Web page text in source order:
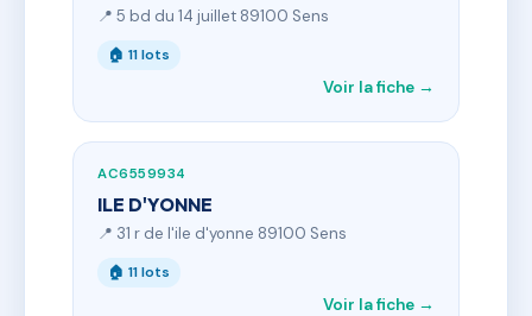
📍 5 bd du 14 juillet 89100 Sens
🏠 11 lots
Voir la fiche →
AC6559934
ILE D'YONNE
📍 31 r de l'ile d'yonne 89100 Sens
🏠 11 lots
Voir la fiche →